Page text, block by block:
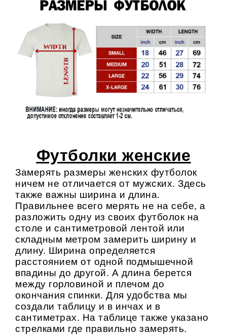
Футболки женские
Замерять размеры женских футболок
ничем не отличается от мужских. Здесь
также важны ширина и длина.
Правильнее всего мерять не на себе, а
разложить одну из своих футболок на
столе и сантиметровой лентой или
складным метром замерить ширину и
длину. Ширина определяется
расстоянием от одной подмышечной
впадины до другой. А длина берется
между горловиной и плечом до
окончания спинки. Для удобства мы
создали таблицу и в инчах и в
сантиметрах. На таблице также указано
стрелками где правильно замерять.